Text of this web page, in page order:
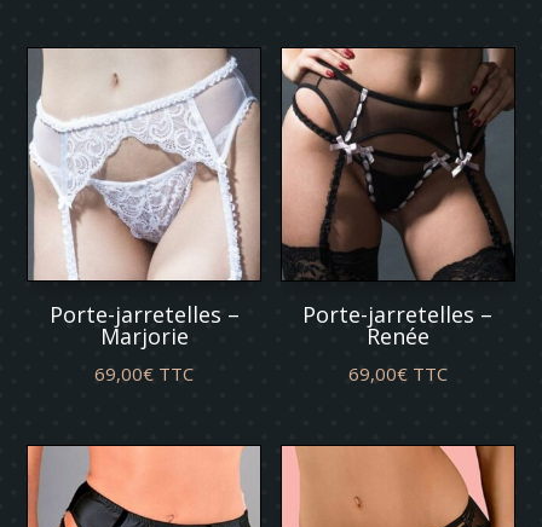
Porte-jarretelles –
Marjorie
69,00€ TTC
Porte-jarretelles –
Renée
69,00€ TTC